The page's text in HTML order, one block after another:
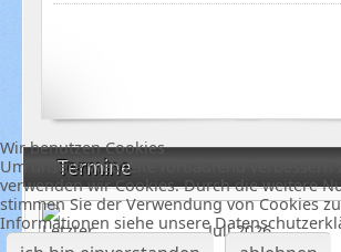
Termine
Juli 2026
Wir benutzen Cookies
Um unsere Webseite fortlaufend verbessern
verwenden wir Cookies. Durch die weitere
stimmen Sie der Verwendung von Cookies
Informationen siehe unsere